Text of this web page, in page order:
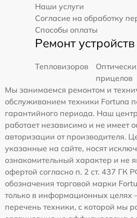
Наши услуги
Согласие на обработку
Способы оплаты
Ремонт устройств
Тепловизоров
прицелов
Мы занимаемся ремонтом и
обслуживанием техники Fortuna
гарантийного периода. Наш
работает независимо и не имеет
авторизации от производителя.
указанные на сайте, носят
ознакомительный характер и не
офертой согласно п. 2 ст. 437 ГК
обозначения торговой марки
только в информационных целях
перечень техники, с которой мы